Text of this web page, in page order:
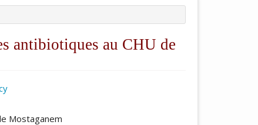
antibiotiques au CHU de
Mostaganem